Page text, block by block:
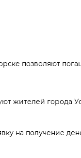
позволяют
жителей города
на получение